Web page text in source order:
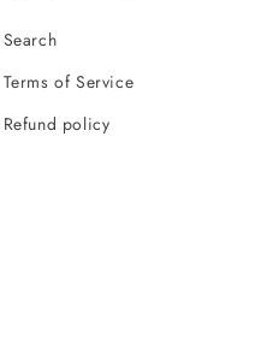
Search
Terms of Service
Refund policy